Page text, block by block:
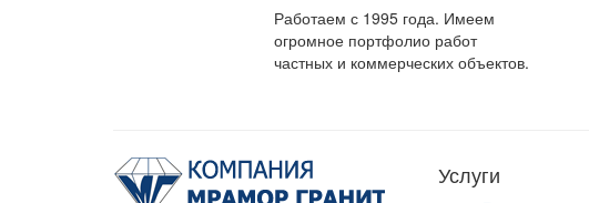
Работаем с 1995 года. Имеем
огромное портфолио работ
частных и коммерческих объектов.
Услуги